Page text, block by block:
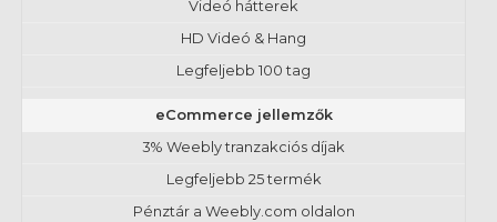
Videó hátterek
HD Videó & Hang
Legfeljebb 100 tag
eCommerce jellemzők
3% Weebly tranzakciós díjak
Legfeljebb 25 termék
Pénztár a Weebly.com oldalon